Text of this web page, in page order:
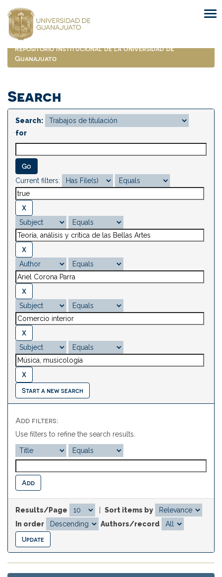
navigation
Repositorio Institucional de la Universidad de
Guanajuato
Search
Search:
for
Current filters:
Start a new search
Add filters:
Use filters to refine the search results.
Results/Page
Sort items by
In order
Authors/record